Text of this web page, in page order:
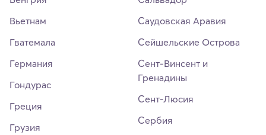
Вьетнам
Гватемала
Германия
Гондурас
Греция
Грузия
Саудовская Аравия
Сейшельские Острова
Сент-Винсент и
Гренадины
Сент-Люсия
Сербия